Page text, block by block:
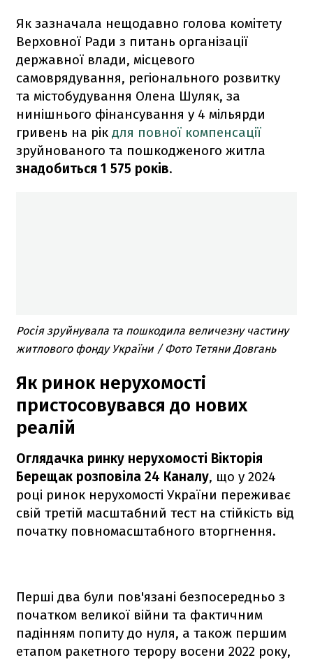
Як зазначала нещодавно голова комітету
Верховної Ради з питань організації
державної влади, місцевого
самоврядування, регіонального розвитку
та містобудування Олена Шуляк, за
нинішнього фінансування у 4 мільярди
гривень на рік для повної компенсації
зруйнованого та пошкодженого житла
знадобиться 1 575 років.
Росія зруйнувала та пошкодила величезну частину
житлового фонду України / Фото Тетяни Довгань
Як ринок нерухомості
пристосовувався до нових
реалій
Оглядачка ринку нерухомості Вікторія
Берещак розповіла 24 Каналу, що у 2024
році ринок нерухомості України переживає
свій третій масштабний тест на стійкість від
початку повномасштабного вторгнення.
Перші два були пов'язані безпосередньо з
початком великої війни та фактичним
падінням попиту до нуля, а також першим
етапом ракетного терору восени 2022 року,